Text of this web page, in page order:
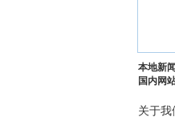
本地新
国内网
关于我